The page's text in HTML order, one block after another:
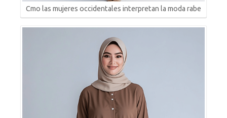
Cmo las mujeres occidentales interpretan la moda rabe